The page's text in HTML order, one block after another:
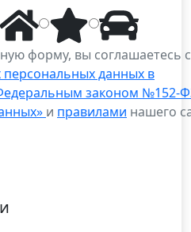
форму, вы соглашаетесь
персональных данных в
законом №152-
и правилами нашего